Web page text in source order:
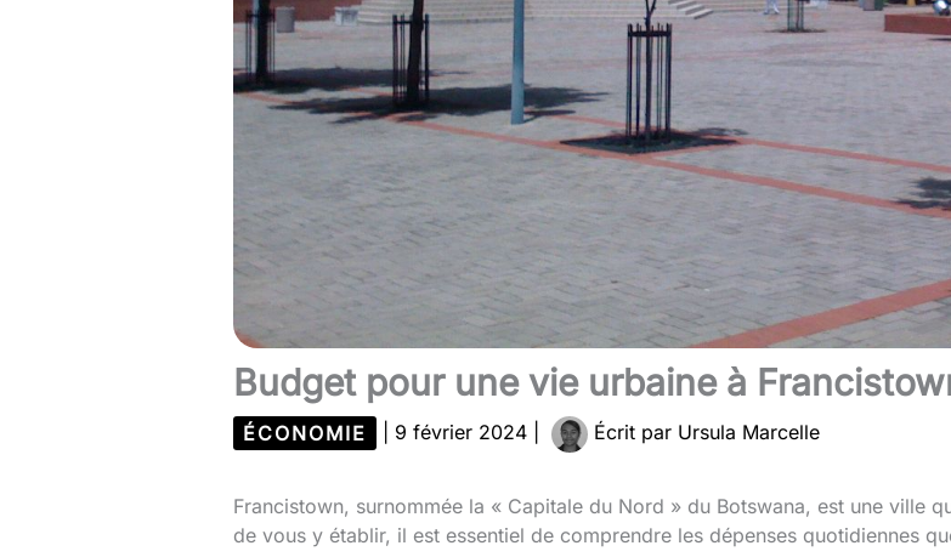
Budget pour une vie urbaine à
ÉCONOMIE 9 février 2024 Écrit par Ursula Marcelle
Francistown, surnommée la « Capitale du Nord » du Botswana, est une ville
de vous y établir, il est essentiel de comprendre les dépenses quotidiennes